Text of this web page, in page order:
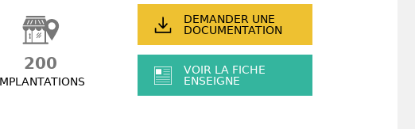
200
DEMANDER UNE
DOCUMENTATION
VOIR LA FICHE
ENSEIGNE